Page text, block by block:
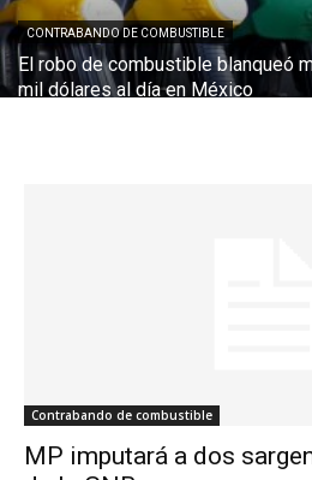
CONTRABANDO DE COMBUSTIBLE
El robo de combustible blanqueó
mil dólares al día en México
Contrabando de combustible
MP imputará a dos